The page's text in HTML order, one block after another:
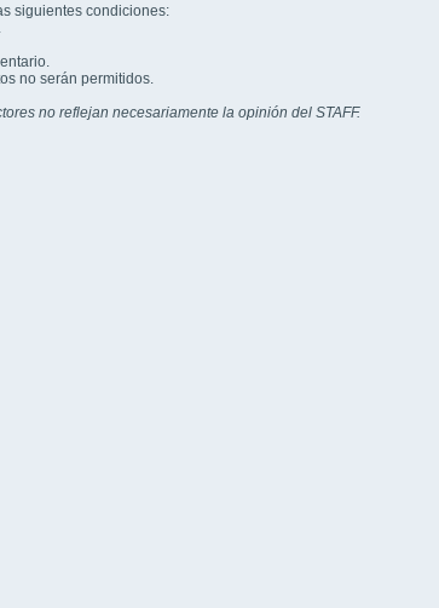
siguientes condiciones:
no serán permitidos.
no reflejan necesariamente la opinión del STAFF.